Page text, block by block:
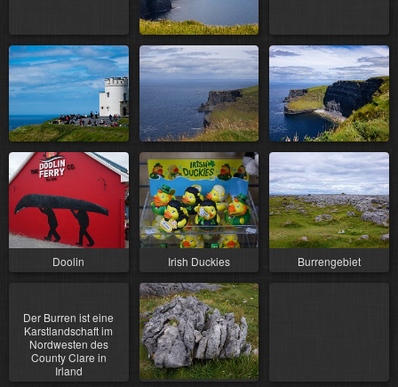
Doolin Irish Duckies Burrengebiet
Der Burren ist eine
Karstlandschaft im
Nordwesten des
County Clare in
Irland